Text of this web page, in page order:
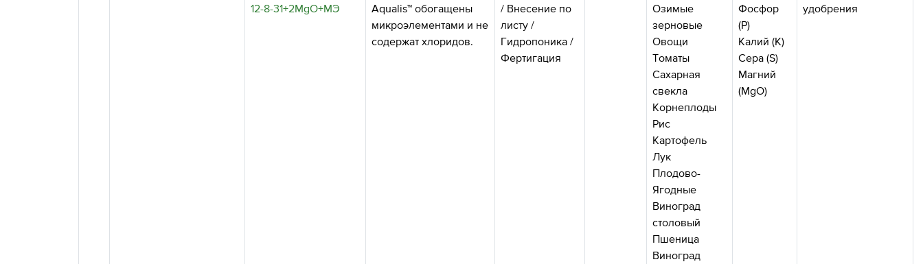
12⁠⁠-8⁠⁠-31+2MgO+МЭ
Aqualis™ обогащены
микроэлементами и не
содержат хлоридов.
/ Внесение по
листу /
Гидропоника /
Фертигация
Озимые
зерновые
Овощи
Томаты
Сахарная
свекла
Корнеплоды
Рис
Картофель
Лук
Плодово-
Ягодные
Виноград
столовый
Пшеница
Виноград
Фосфор
(P)
Калий (K)
Сера (S)
Магний
(MgO)
удобрения